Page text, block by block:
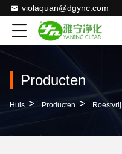
violaquan@dgync.com
Producten
Huis > Producten >